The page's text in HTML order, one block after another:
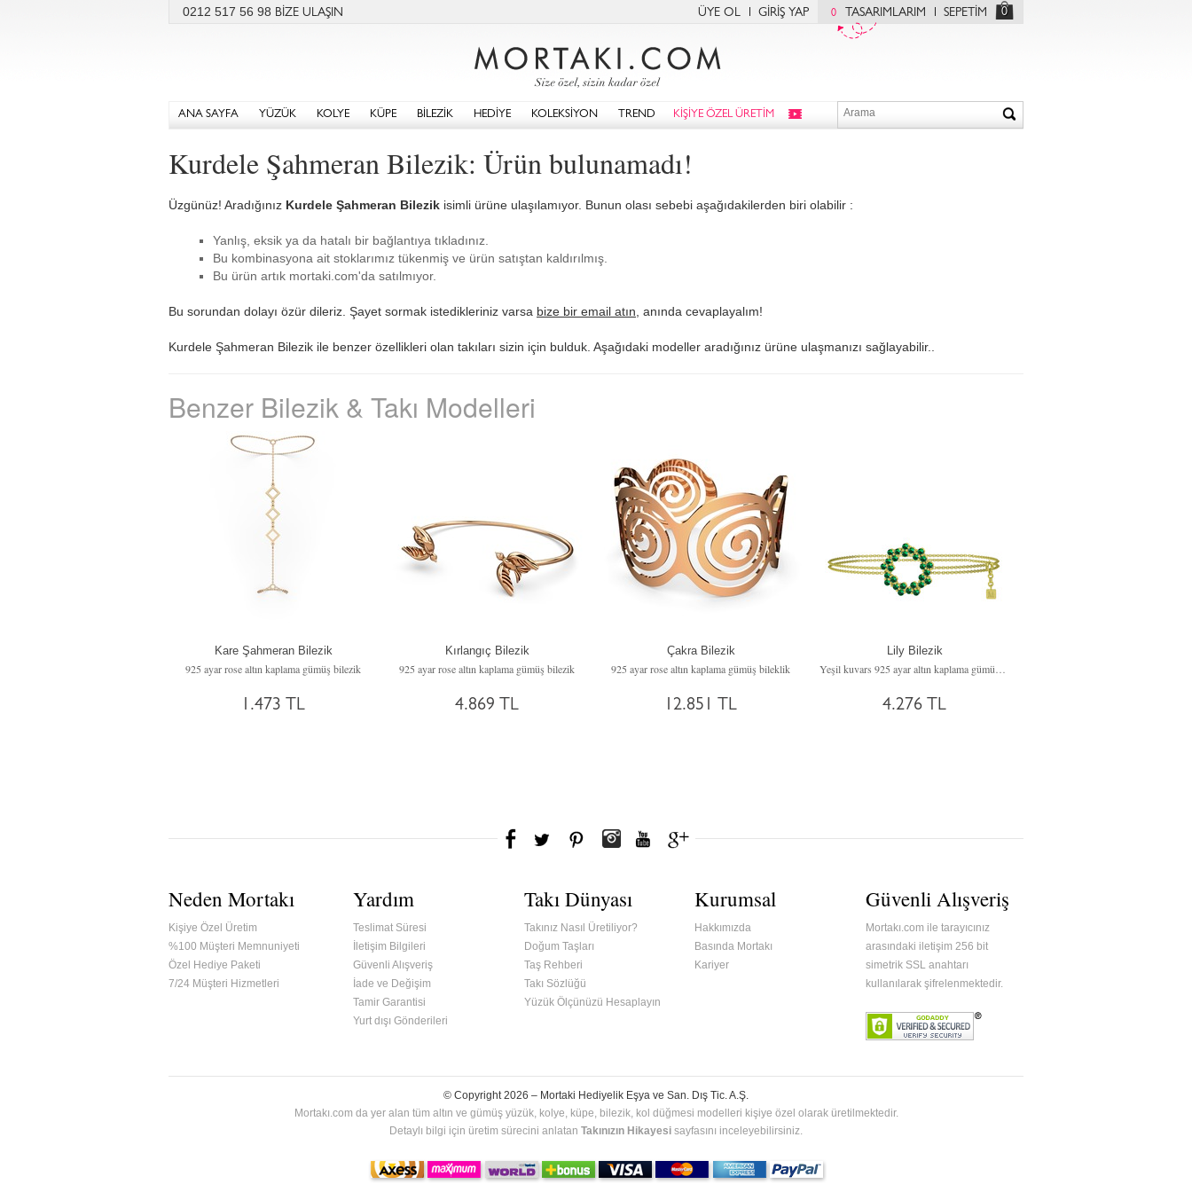
0212 517 56 98 BİZE ULAŞIN ÜYE OL GİRİŞ YAP 0 TASARIMLARIM SEPETİM 0
ANA SAYFA YÜZÜK KOLYE KÜPE BİLEZİK HEDİYE KOLEKSİYON TREND KİŞİYE ÖZEL ÜRETİM
Kurdele Şahmeran Bilezik: Ürün bulunamadı!
Üzgünüz! Aradığınız Kurdele Şahmeran Bilezik isimli ürüne ulaşılamıyor. Bunun olası sebebi aşağıdakilerden biri olabilir :
Yanlış, eksik ya da hatalı bir bağlantıya tıkladınız.
Bu kombinasyona ait stoklarımız tükenmiş ve ürün satıştan kaldırılmış.
Bu ürün artık mortaki.com'da satılmıyor.
Bu sorundan dolayı özür dileriz. Şayet sormak istedikleriniz varsa bize bir email atın , anında cevaplayalım!
Kurdele Şahmeran Bilezik ile benzer özellikleri olan takıları sizin için bulduk. Aşağıdaki modeller aradığınız ürüne ulaşmanızı sağlayabilir..
Benzer Bilezik & Takı Modelleri
Kare Şahmeran Bilezik
925 ayar rose altın kaplama gümüş bilezik
1.473 TL
Kırlangıç Bilezik
925 ayar rose altın kaplama gümüş bilezik
4.869 TL
Çakra Bilezik
925 ayar rose altın kaplama gümüş bileklik
12.851 TL
Lily Bilezik
4.276 TL
Neden Mortakı
Kişiye Özel Üretim
%100 Müşteri Memnuniyeti
Özel Hediye Paketi
7/24 Müşteri Hizmetleri
Yardım
Teslimat Süresi
İletişim Bilgileri
Güvenli Alışveriş
İade ve Değişim
Tamir Garantisi
Yurt dışı Gönderileri
Takı Dünyası
Takınız Nasıl Üretiliyor?
Doğum Taşları
Taş Rehberi
Takı Sözlüğü
Yüzük Ölçünüzü Hesaplayın
Kurumsal
Hakkımızda
Basında Mortakı
Kariyer
Güvenli Alışveriş
Mortakı.com ile tarayıcınız
arasındaki iletişim 256 bit
simetrik SSL anahtarı
kullanılarak şifrelenmektedir.
© Copyright 2026 – Mortaki Hediyelik Eşya ve San. Dış Tic. A.Ş.
Mortakı.com da yer alan tüm altın ve gümüş yüzük, kolye, küpe, bilezik, kol düğmesi modelleri kişiye özel olarak üretilmektedir.
Detaylı bilgi için üretim sürecini anlatan Takınızın Hikayesi sayfasını inceleyebilirsiniz.